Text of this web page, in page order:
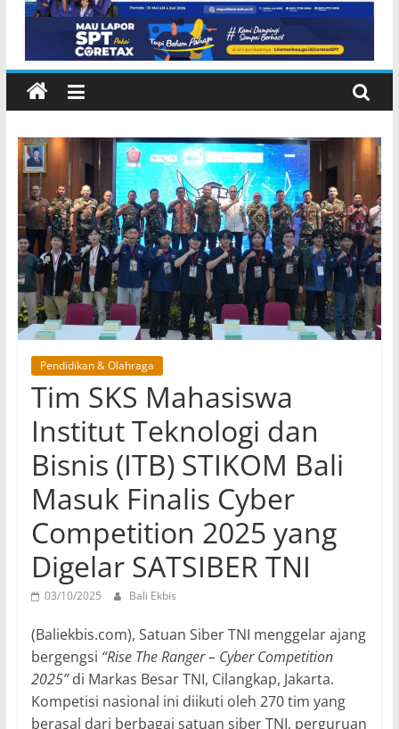
Pendidikan & Olahraga
Tim SKS Mahasiswa
Institut Teknologi dan
Bisnis (ITB) STIKOM Bali
Masuk Finalis Cyber
Competition 2025 yang
Digelar SATSIBER TNI
03/10/2025 Bali Ekbis
(Baliekbis.com), Satuan Siber TNI menggelar ajang
bergengsi “Rise The Ranger – Cyber Competition
2025”di Markas Besar TNI, Cilangkap, Jakarta.
Kompetisi nasional ini diikuti oleh 270 tim yang
berasal dari berbagai satuan siber TNI, perguruan